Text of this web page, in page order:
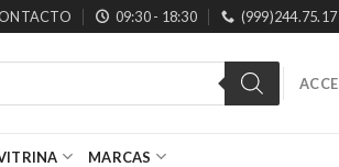
MAYORISTAS09:30 - 18:30
MARCAS